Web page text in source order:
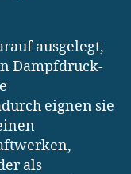
ausgelegt,
Dampfdruck-
eignen sie
als